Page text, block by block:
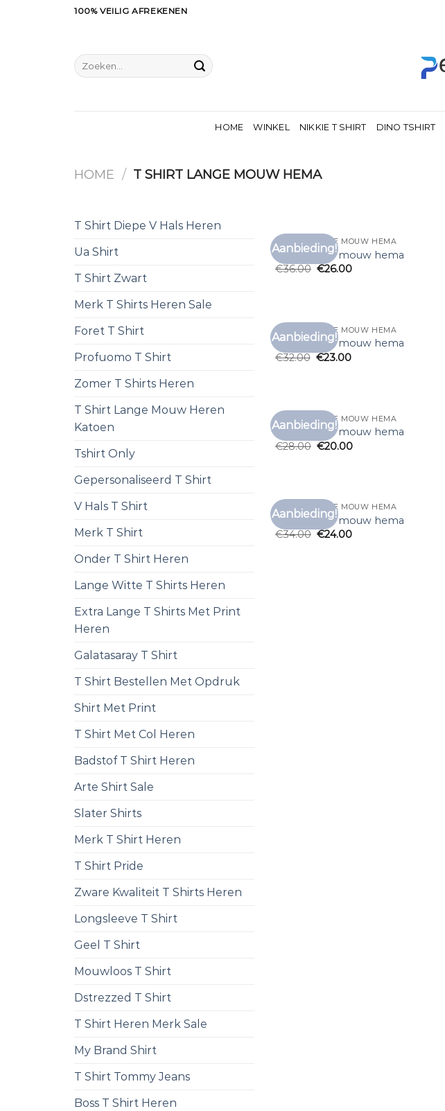
100% VEILIG AFREKENEN
Zoeken
naar:
HOME WINKEL NIKKIE T SHIRT DINO TSHIRT
HOME / T SHIRT LANGE MOUW HEMA
T Shirt Diepe V Hals Heren
Ua Shirt
T Shirt Zwart
Merk T Shirts Heren Sale
Foret T Shirt
Profuomo T Shirt
Zomer T Shirts Heren
T Shirt Lange Mouw Heren
Katoen
Tshirt Only
Gepersonaliseerd T Shirt
V Hals T Shirt
Merk T Shirt
Onder T Shirt Heren
Lange Witte T Shirts Heren
Extra Lange T Shirts Met Print
Heren
Galatasaray T Shirt
T Shirt Bestellen Met Opdruk
Shirt Met Print
T Shirt Met Col Heren
Badstof T Shirt Heren
Arte Shirt Sale
Slater Shirts
Merk T Shirt Heren
T Shirt Pride
Zware Kwaliteit T Shirts Heren
Longsleeve T Shirt
Geel T Shirt
Mouwloos T Shirt
Dstrezzed T Shirt
T Shirt Heren Merk Sale
My Brand Shirt
T Shirt Tommy Jeans
Boss T Shirt Heren
Aanbieding!
T SHIRT LANGE MOUW HEMA
t shirt lange mouw hema
€36.00 €26.00
Aanbieding!
T SHIRT LANGE MOUW HEMA
t shirt lange mouw hema
€32.00 €23.00
Aanbieding!
T SHIRT LANGE MOUW HEMA
t shirt lange mouw hema
€28.00 €20.00
Aanbieding!
T SHIRT LANGE MOUW HEMA
t shirt lange mouw hema
€34.00 €24.00